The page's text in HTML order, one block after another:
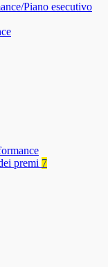
Piano esecutivo
premi 7